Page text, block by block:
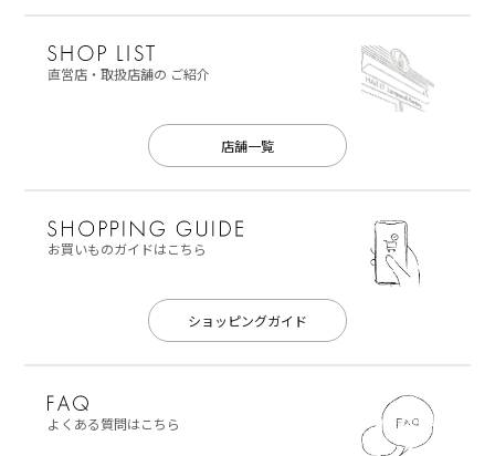
直営店・取扱店舗の ご紹介
店舗一覧
お買いものガイドはこちら
ショッピングガイド
よくある質問はこちら